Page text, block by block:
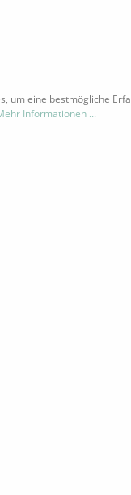
und ggf.
um eine bestmögliche
Informationen ...